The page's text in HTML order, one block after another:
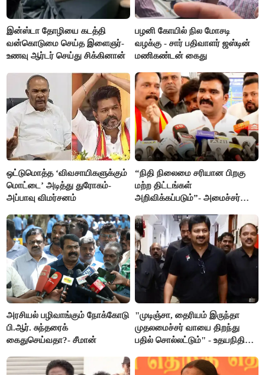
இன்ஸ்டா தோழியை கடத்தி
வன்கொடுமை செய்த இளைஞர்-
உணவு ஆர்டர் செய்து சிக்கினான்
பழனி கோயில் நில மோசடி
வழக்கு - சார் பதிவாளர் ஜஸ்டின்
மணிகண்டன் கைது
ஒட்டுமொத்த ‘விவசாயிகளுக்கும்
மொட்டை’ அடித்து துரோகம்-
அப்பாவு விமர்சனம்
“நிதி நிலைமை சரியான பிறகு
மற்ற திட்டங்கள்
அறிவிக்கப்படும்”- அமைச்சர்
அரசியல் பழிவாங்கும் நோக்கோடு
பி.ஆர். சுந்தரைக்
கைதுசெய்வதா?- சீமான்
"முடிஞ்சா, தைரியம் இருந்தா
முதலமைச்சர் வாயை திறந்து
பதில் சொல்லட்டும்" - உதயநிதி